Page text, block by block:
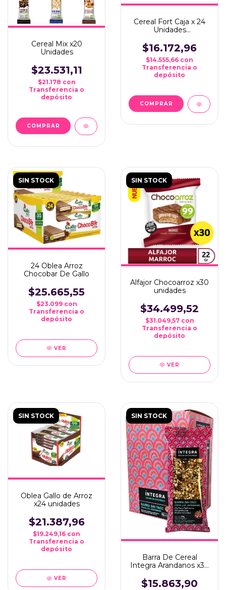
Cereal Mix x20
Unidades
$23.531,11
$21.178 con
Transferencia o
depósito
COMPRAR
Cereal Fort Caja x 24
Unidades
SUR*
$16.172,96
$14.555,66 con
Transferencia o
depósito
COMPRAR
SIN STOCK
24 Oblea Arroz
Chocobar De Gallo
$25.665,55
$23.099 con
Transferencia o
depósito
VER
SIN STOCK
Alfajor Chocoarroz x30
unidades
$34.499,52
$31.049,57 con
Transferencia o
depósito
VER
SIN STOCK
Oblea Gallo de Arroz
x24 unidades
$21.387,96
$19.249,16 con
Transferencia o
depósito
VER
SIN STOCK
Barra De Cereal
Integra Arandanos x38
$15.863,90